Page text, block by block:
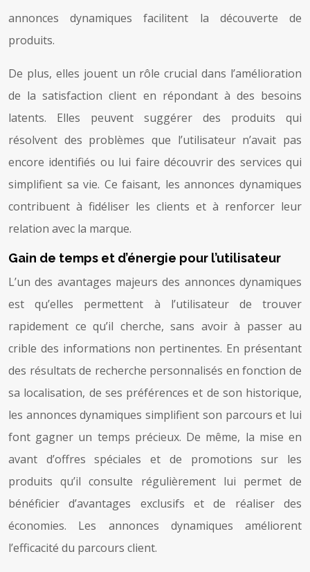
annonces dynamiques facilitent la découverte de
produits.
De plus, elles jouent un rôle crucial dans l’amélioration
de la satisfaction client en répondant à des besoins
latents. Elles peuvent suggérer des produits qui
résolvent des problèmes que l’utilisateur n’avait pas
encore identifiés ou lui faire découvrir des services qui
simplifient sa vie. Ce faisant, les annonces dynamiques
contribuent à fidéliser les clients et à renforcer leur
relation avec la marque.
Gain de temps et d’énergie pour l’utilisateur
L’un des avantages majeurs des annonces dynamiques
est qu’elles permettent à l’utilisateur de trouver
rapidement ce qu’il cherche, sans avoir à passer au
crible des informations non pertinentes. En présentant
des résultats de recherche personnalisés en fonction de
sa localisation, de ses préférences et de son historique,
les annonces dynamiques simplifient son parcours et lui
font gagner un temps précieux. De même, la mise en
avant d’offres spéciales et de promotions sur les
produits qu’il consulte régulièrement lui permet de
bénéficier d’avantages exclusifs et de réaliser des
économies. Les annonces dynamiques améliorent
l’efficacité du parcours client.